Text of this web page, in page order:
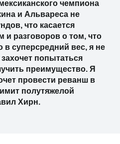
чемпиона
и Альвареса не
что касается
и разговоров о том, что
в суперсредний вес, я не
попытаться
преимущество. Я
провести реванш в
полутяжелой
Хирн.